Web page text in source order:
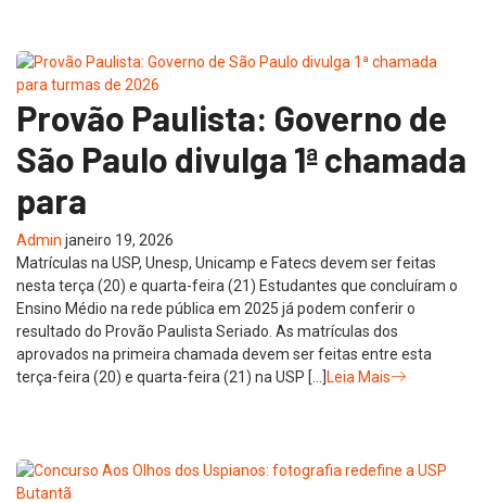
Provão Paulista: Governo de
São Paulo divulga 1ª chamada
para
Admin janeiro 19, 2026
Matrículas na USP, Unesp, Unicamp e Fatecs devem ser feitas
nesta terça (20) e quarta-feira (21) Estudantes que concluíram o
Ensino Médio na rede pública em 2025 já podem conferir o
resultado do Provão Paulista Seriado. As matrículas dos
aprovados na primeira chamada devem ser feitas entre esta
terça-feira (20) e quarta-feira (21) na USP […]
Leia Mais